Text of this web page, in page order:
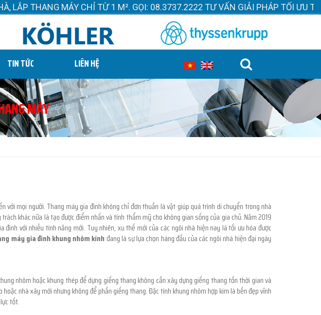
M². GỌI: 08.3737.2222 TƯ VẤN GIẢI PHÁP TỐI ƯU THEO TỪNG CÔNG TRÌNH
TIN TỨC LIÊN HỆ
MÁY
với mọi người. Thang máy gia đình không chỉ đơn thuần là vật giúp quá trình di chuyển trong nhà
khác nữa là tạo được điểm nhấn và tính thẩm mỹ cho không gian sống của gia chủ. Năm 2019
đình với nhiều tính năng mới. Tuy nhiên, xu thế mới của các ngôi nhà hiện nay là tối ưu hóa được
máy gia đình khung nhôm kính đang là sự lựa chọn hàng đầu của các ngôi nhà hiện đại ngày
nhôm hoặc khung thép để dựng giếng thang không cần xây dựng giếng thang tốn thời gian và
nhà xây mới nhưng không để phần giếng thang. Đặc tính khung nhôm hợp kim là bền đẹp vĩnh
tốt.